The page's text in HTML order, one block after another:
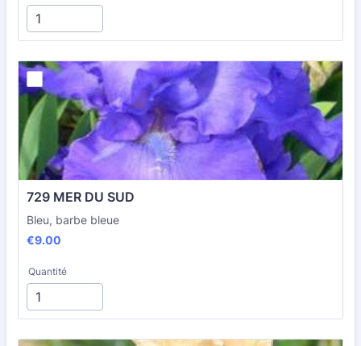
729 MER DU SUD
Bleu, barbe bleue
€9.00
€9.00
Quantité